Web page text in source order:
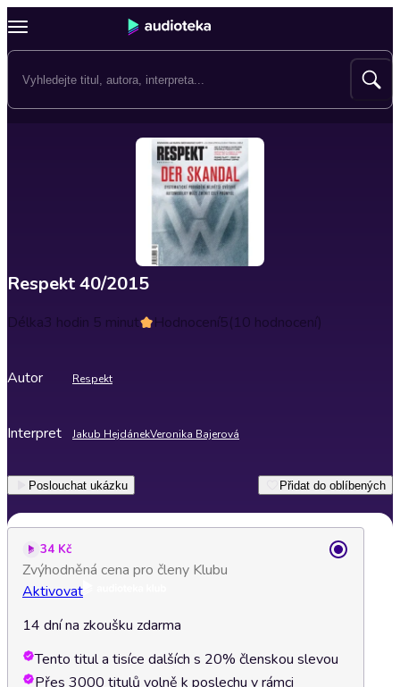
Respekt 40/2015
Délka3 hodin 5 minut Hodnocení5(10 hodnocení)
Autor Respekt
Interpret Jakub HejdánekVeronika Bajerová
Poslouchat ukázku Přidat do oblíbených
34 Kč
Zvýhodněná cena pro členy Klubu
Aktivovat
14 dní na zkoušku zdarma
Tento titul a tisíce dalších s 20% členskou slevou
Přes 3000 titulů volně k poslechu v rámci